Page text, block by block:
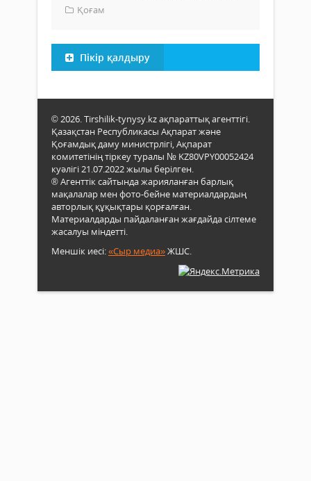
Қоғам
Пікір қалдыру
© 2026. Tirshilik-tynysy.kz ақпараттық агенттігі.
Қазақстан Республикасы Ақпарат және
Қоғамдық даму министрлігі, Ақпарат
комитетінің тіркеу туралы № KZ80VPY00052424
куәлігі 21.07.2022 жылы берілген.
® Агенттік сайтында жарияланған барлық
мақалалар мен фото-бейне материалдардың
авторлық құқықтары қорғалған.
Материалдарды пайдаланған жағдайда сілтеме
жасалуы міндетті.
Меншік иесі:«Сыр медиа»ЖШС.